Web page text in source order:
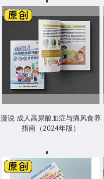
漫说 成人高尿酸血症与痛风食养
指南（2024年版）